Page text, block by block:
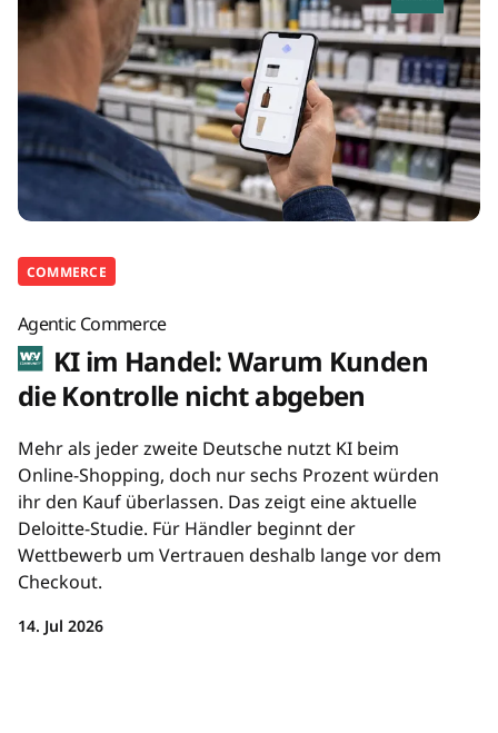
COMMERCE
Agentic Commerce
KI im Handel: Warum Kunden
die Kontrolle nicht abgeben
Mehr als jeder zweite Deutsche nutzt KI beim
Online-Shopping, doch nur sechs Prozent würden
ihr den Kauf überlassen. Das zeigt eine aktuelle
Deloitte-Studie. Für Händler beginnt der
Wettbewerb um Vertrauen deshalb lange vor dem
Checkout.
14. Jul 2026